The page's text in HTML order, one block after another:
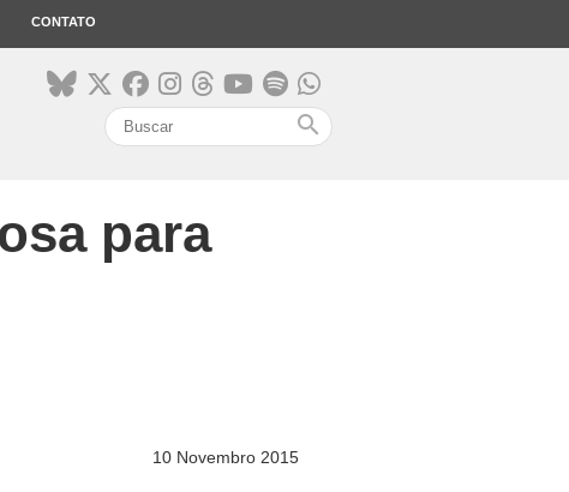
CONTATO
search
para
10 Novembro 2015